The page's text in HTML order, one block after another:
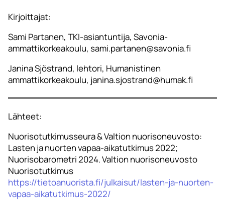
Kirjoittajat:
Sami Partanen, TKI-asiantuntija, Savonia-
ammattikorkeakoulu, sami.partanen@savonia.fi
Janina Sjöstrand, lehtori, Humanistinen
ammattikorkeakoulu, janina.sjostrand@humak.fi
Lähteet:
Nuorisotutkimusseura & Valtion nuorisoneuvosto:
Lasten ja nuorten vapaa-aikatutkimus 2022;
Nuorisobarometri 2024. Valtion nuorisoneuvosto
Nuorisotutkimus
https://tietoanuorista.fi/julkaisut/lasten-ja-nuorten-
vapaa-aikatutkimus-2022/